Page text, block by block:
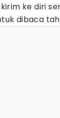
ke diri
dibaca